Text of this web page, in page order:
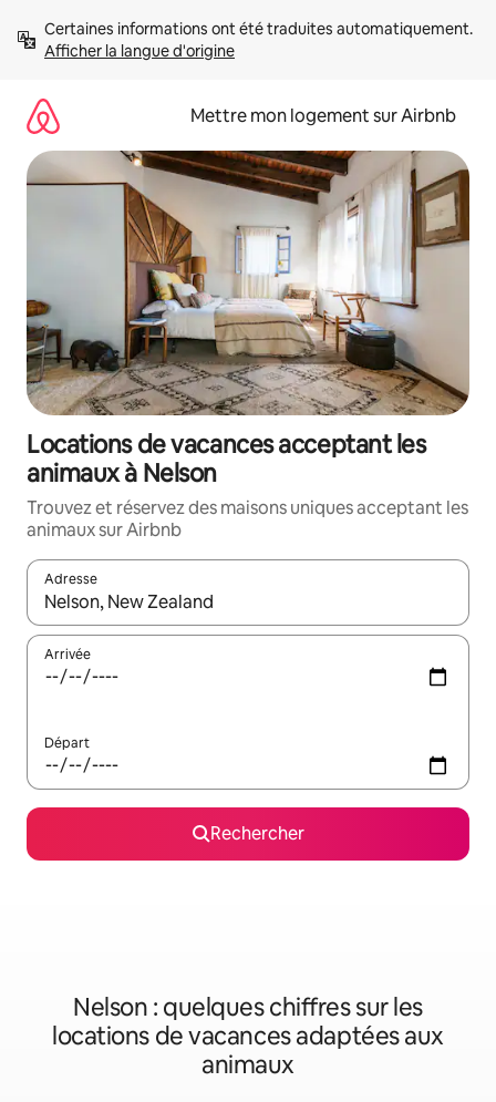
directement
Afficher la langue d'origine
Mettre mon logement sur Airbnb
Locations de vacances acceptant les
animaux à Nelson
Trouvez et réservez des maisons uniques acceptant les
animaux sur Airbnb
Adresse
Lorsque les résultats s'affichent, utilisez les flèches vers le
Arrivée
Départ
Rechercher
Nelson : quelques chiffres sur les
locations de vacances adaptées aux
animaux